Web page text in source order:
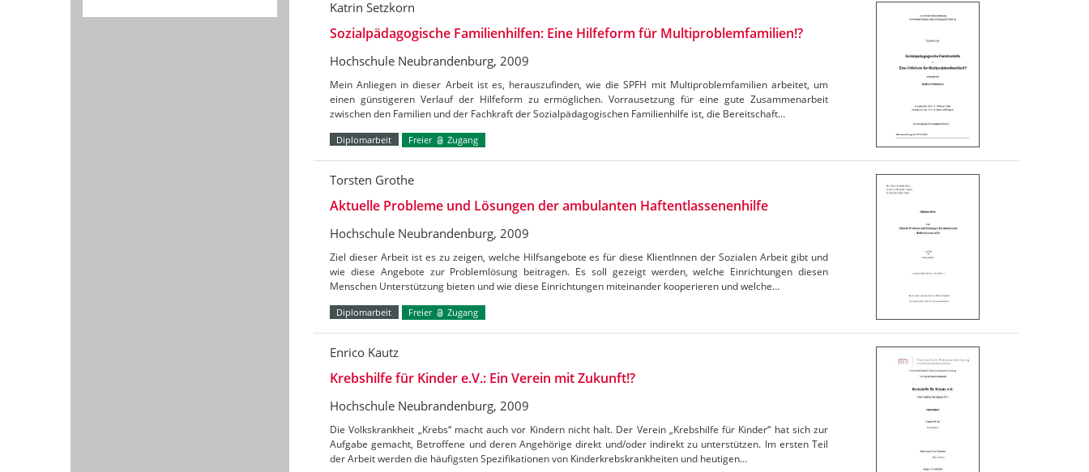
Katrin Setzkorn
Sozialpädagogische Familienhilfen: Eine Hilfeform für Multiproblemfamilien!?
Hochschule Neubrandenburg, 2009
Mein Anliegen in dieser Arbeit ist es, herauszufinden, wie die SPFH mit Multiproblemfamilien arbeitet, um
einen günstigeren Verlauf der Hilfeform zu ermöglichen. Vorrausetzung für eine gute Zusammenarbeit
zwischen den Familien und der Fachkraft der Sozialpädagogischen Familienhilfe ist, die Bereitschaft…
Diplomarbeit Freier Zugang
Torsten Grothe
Aktuelle Probleme und Lösungen der ambulanten Haftentlassenenhilfe
Hochschule Neubrandenburg, 2009
Ziel dieser Arbeit ist es zu zeigen, welche Hilfsangebote es für diese KlientInnen der Sozialen Arbeit gibt und
wie diese Angebote zur Problemlösung beitragen. Es soll gezeigt werden, welche Einrichtungen diesen
Menschen Unterstützung bieten und wie diese Einrichtungen miteinander kooperieren und welche…
Diplomarbeit Freier Zugang
Enrico Kautz
Krebshilfe für Kinder e.V.: Ein Verein mit Zukunft!?
Hochschule Neubrandenburg, 2009
Die Volkskrankheit „Krebs“ macht auch vor Kindern nicht halt. Der Verein „Krebshilfe für Kinder“ hat sich zur
Aufgabe gemacht, Betroffene und deren Angehörige direkt und/oder indirekt zu unterstützen. Im ersten Teil
der Arbeit werden die häufigsten Spezifikationen von Kinderkrebskrankheiten und heutigen…